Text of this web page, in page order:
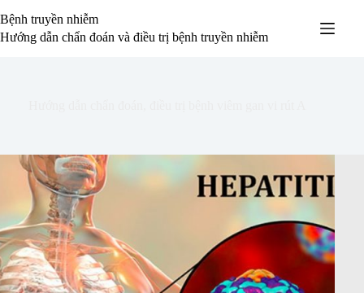
đến
phần
Bệnh truyền nhiễm
Hướng dẫn chẩn đoán và điều trị bệnh truyền nhiễm